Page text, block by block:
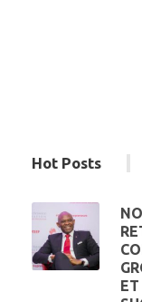
Hot Posts